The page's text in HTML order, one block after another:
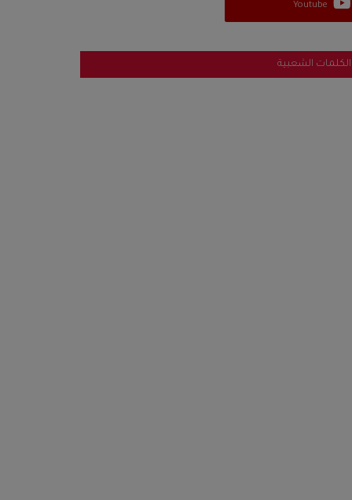
Youtube
الكلمات الشعبية